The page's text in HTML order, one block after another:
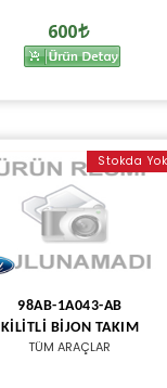
600
Stokda Yok
98AB-1A043-AB
KİLİTLİ BİJON TAKIM
TÜM ARAÇLAR